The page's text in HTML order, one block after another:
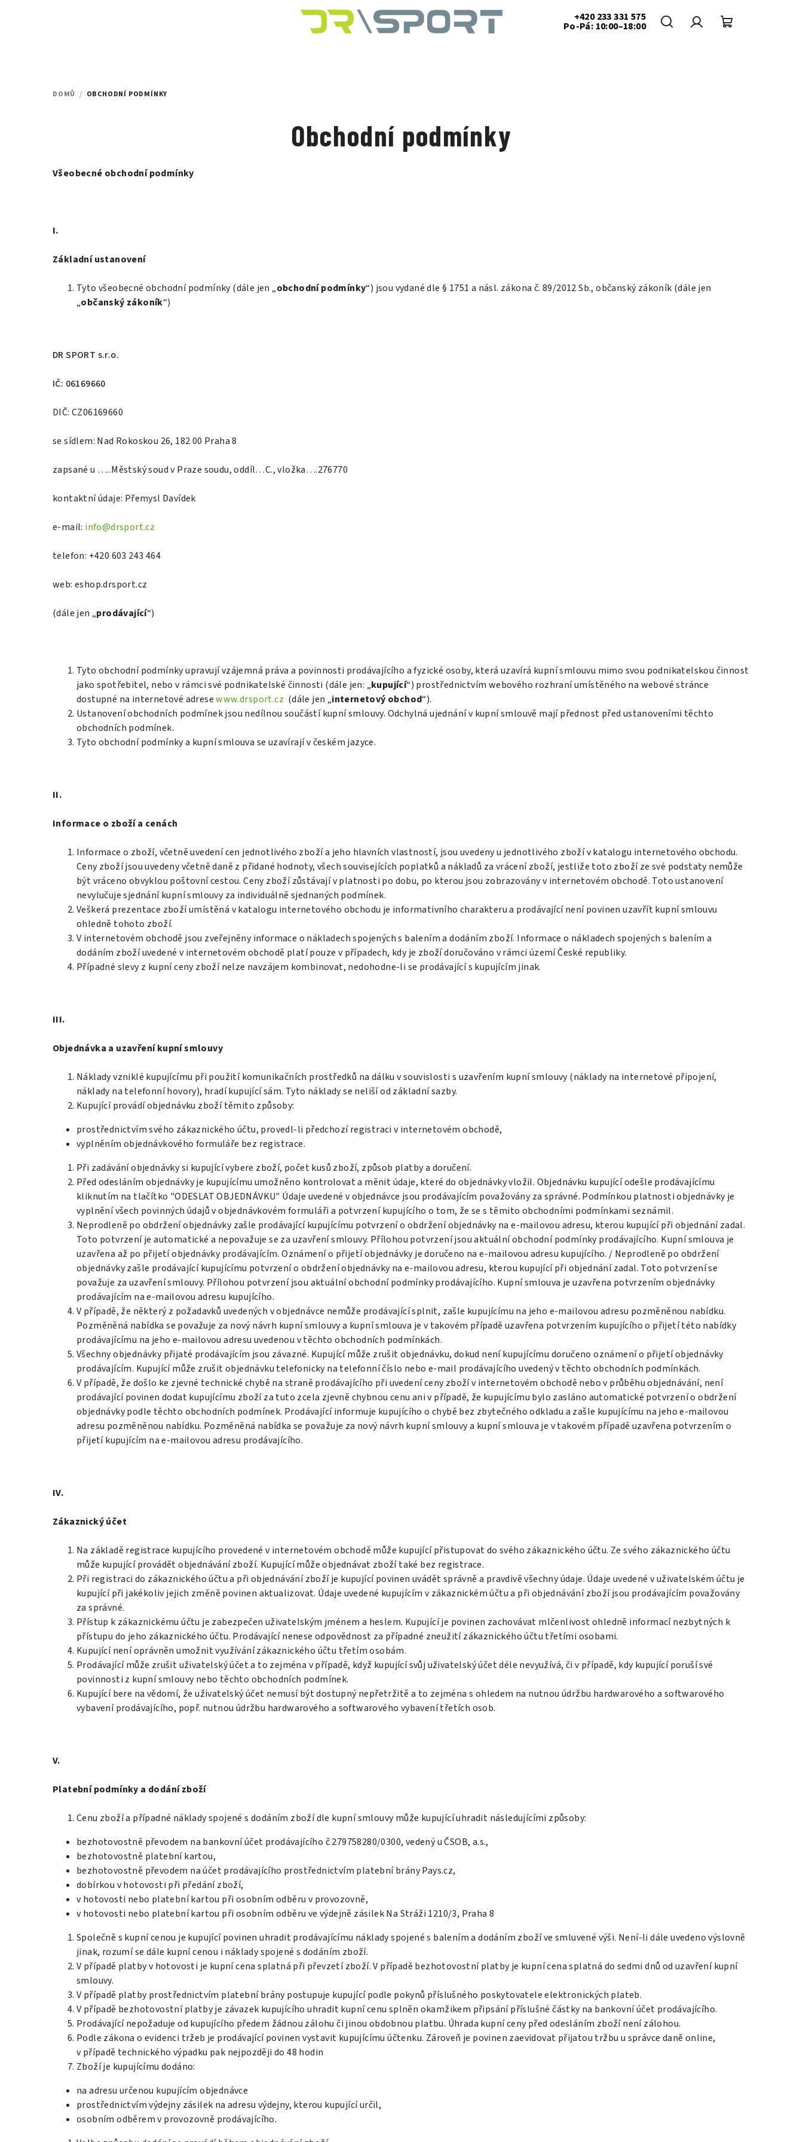
+420 233 331 575
Po-Pá: 10:00–18:00
DOMŮ / OBCHODNÍ PODMÍNKY
Obchodní podmínky
Všeobecné obchodní podmínky
I.
Základní ustanovení
Tyto všeobecné obchodní podmínky (dále jen „obchodní podmínky“) jsou vydané dle § 1751 a násl. zákona č. 89/2012 Sb., občanský zákoník (dále jen
„občanský zákoník“)
DR SPORT s.r.o.
IČ: 06169660
DIČ: CZ06169660
se sídlem: Nad Rokoskou 26, 182 00 Praha 8
zapsané u …..Městský soud v Praze soudu, oddíl…C., vložka….276770
kontaktní údaje: Přemysl Davídek
e-mail: info@drsport.cz
telefon: +420 603 243 464
web: eshop.drsport.cz
(dále jen „prodávající“)
Tyto obchodní podmínky upravují vzájemná práva a povinnosti prodávajícího a fyzické osoby, která uzavírá kupní smlouvu mimo svou podnikatelskou činnost
jako spotřebitel, nebo v rámci své podnikatelské činnosti (dále jen: „kupující“) prostřednictvím webového rozhraní umístěného na webové stránce
dostupné na internetové adresewww.drsport.cz (dále jen „internetový obchod“).
Ustanovení obchodních podmínek jsou nedílnou součástí kupní smlouvy. Odchylná ujednání v kupní smlouvě mají přednost před ustanoveními těchto
obchodních podmínek.
Tyto obchodní podmínky a kupní smlouva se uzavírají v českém jazyce.
II.
Informace o zboží a cenách
Informace o zboží, včetně uvedení cen jednotlivého zboží a jeho hlavních vlastností, jsou uvedeny u jednotlivého zboží v katalogu internetového obchodu.
Ceny zboží jsou uvedeny včetně daně z přidané hodnoty, všech souvisejících poplatků a nákladů za vrácení zboží, jestliže toto zboží ze své podstaty nemůže
být vráceno obvyklou poštovní cestou. Ceny zboží zůstávají v platnosti po dobu, po kterou jsou zobrazovány v internetovém obchodě. Toto ustanovení
nevylučuje sjednání kupní smlouvy za individuálně sjednaných podmínek.
Veškerá prezentace zboží umístěná v katalogu internetového obchodu je informativního charakteru a prodávající není povinen uzavřít kupní smlouvu
ohledně tohoto zboží.
V internetovém obchodě jsou zveřejněny informace o nákladech spojených s balením a dodáním zboží. Informace o nákladech spojených s balením a
dodáním zboží uvedené v internetovém obchodě platí pouze v případech, kdy je zboží doručováno v rámci území České republiky.
Případné slevy z kupní ceny zboží nelze navzájem kombinovat, nedohodne-li se prodávající s kupujícím jinak.
III.
Objednávka a uzavření kupní smlouvy
Náklady vzniklé kupujícímu při použití komunikačních prostředků na dálku v souvislosti s uzavřením kupní smlouvy (náklady na internetové připojení,
náklady na telefonní hovory), hradí kupující sám. Tyto náklady se neliší od základní sazby.
Kupující provádí objednávku zboží těmito způsoby:
prostřednictvím svého zákaznického účtu, provedl-li předchozí registraci v internetovém obchodě,
vyplněním objednávkového formuláře bez registrace.
Při zadávání objednávky si kupující vybere zboží, počet kusů zboží, způsob platby a doručení.
Před odesláním objednávky je kupujícímu umožněno kontrolovat a měnit údaje, které do objednávky vložil. Objednávku kupující odešle prodávajícímu
kliknutím na tlačítko "ODESLAT OBJEDNÁVKU" Údaje uvedené v objednávce jsou prodávajícím považovány za správné. Podmínkou platnosti objednávky je
vyplnění všech povinných údajů v objednávkovém formuláři a potvrzení kupujícího o tom, že se s těmito obchodními podmínkami seznámil.
Neprodleně po obdržení objednávky zašle prodávající kupujícímu potvrzení o obdržení objednávky na e-mailovou adresu, kterou kupující při objednání zadal.
Toto potvrzení je automatické a nepovažuje se za uzavření smlouvy. Přílohou potvrzení jsou aktuální obchodní podmínky prodávajícího. Kupní smlouva je
uzavřena až po přijetí objednávky prodávajícím. Oznámení o přijetí objednávky je doručeno na e-mailovou adresu kupujícího. / Neprodleně po obdržení
objednávky zašle prodávající kupujícímu potvrzení o obdržení objednávky na e-mailovou adresu, kterou kupující při objednání zadal. Toto potvrzení se
považuje za uzavření smlouvy. Přílohou potvrzení jsou aktuální obchodní podmínky prodávajícího. Kupní smlouva je uzavřena potvrzením objednávky
prodávajícím na e-mailovou adresu kupujícího.
V případě, že některý z požadavků uvedených v objednávce nemůže prodávající splnit, zašle kupujícímu na jeho e-mailovou adresu pozměněnou nabídku.
Pozměněná nabídka se považuje za nový návrh kupní smlouvy a kupní smlouva je v takovém případě uzavřena potvrzením kupujícího o přijetí této nabídky
prodávajícímu na jeho e-mailovou adresu uvedenou v těchto obchodních podmínkách.
Všechny objednávky přijaté prodávajícím jsou závazné. Kupující může zrušit objednávku, dokud není kupujícímu doručeno oznámení o přijetí objednávky
prodávajícím. Kupující může zrušit objednávku telefonicky na telefonní číslo nebo e-mail prodávajícího uvedený v těchto obchodních podmínkách.
V případě, že došlo ke zjevné technické chybě na straně prodávajícího při uvedení ceny zboží v internetovém obchodě nebo v průběhu objednávání, není
prodávající povinen dodat kupujícímu zboží za tuto zcela zjevně chybnou cenu ani v případě, že kupujícímu bylo zasláno automatické potvrzení o obdržení
objednávky podle těchto obchodních podmínek. Prodávající informuje kupujícího o chybě bez zbytečného odkladu a zašle kupujícímu na jeho e-mailovou
adresu pozměněnou nabídku. Pozměněná nabídka se považuje za nový návrh kupní smlouvy a kupní smlouva je v takovém případě uzavřena potvrzením o
přijetí kupujícím na e-mailovou adresu prodávajícího.
IV.
Zákaznický účet
Na základě registrace kupujícího provedené v internetovém obchodě může kupující přistupovat do svého zákaznického účtu. Ze svého zákaznického účtu
může kupující provádět objednávání zboží. Kupující může objednávat zboží také bez registrace.
Při registraci do zákaznického účtu a při objednávání zboží je kupující povinen uvádět správně a pravdivě všechny údaje. Údaje uvedené v uživatelském účtu je
kupující při jakékoliv jejich změně povinen aktualizovat. Údaje uvedené kupujícím v zákaznickém účtu a při objednávání zboží jsou prodávajícím považovány
za správné.
Přístup k zákaznickému účtu je zabezpečen uživatelským jménem a heslem. Kupující je povinen zachovávat mlčenlivost ohledně informací nezbytných k
přístupu do jeho zákaznického účtu. Prodávající nenese odpovědnost za případné zneužití zákaznického účtu třetími osobami.
Kupující není oprávněn umožnit využívání zákaznického účtu třetím osobám.
Prodávající může zrušit uživatelský účet a to zejména v případě, když kupující svůj uživatelský účet déle nevyužívá, či v případě, kdy kupující poruší své
povinnosti z kupní smlouvy nebo těchto obchodních podmínek.
Kupující bere na vědomí, že uživatelský účet nemusí být dostupný nepřetržitě a to zejména s ohledem na nutnou údržbu hardwarového a softwarového
vybavení prodávajícího, popř. nutnou údržbu hardwarového a softwarového vybavení třetích osob.
V.
Platební podmínky a dodání zboží
Cenu zboží a případné náklady spojené s dodáním zboží dle kupní smlouvy může kupující uhradit následujícími způsoby:
bezhotovostně převodem na bankovní účet prodávajícího č 279758280/0300, vedený u ČSOB, a.s.,
bezhotovostně platební kartou,
bezhotovostně převodem na účet prodávajícího prostřednictvím platební brány Pays.cz,
dobírkou v hotovosti při předání zboží,
v hotovosti nebo platební kartou při osobním odběru v provozovně,
v hotovosti nebo platební kartou při osobním odběru ve výdejně zásilek Na Stráži 1210/3, Praha 8
Společně s kupní cenou je kupující povinen uhradit prodávajícímu náklady spojené s balením a dodáním zboží ve smluvené výši. Není-li dále uvedeno výslovně
jinak, rozumí se dále kupní cenou i náklady spojené s dodáním zboží.
V případě platby v hotovosti je kupní cena splatná při převzetí zboží. V případě bezhotovostní platby je kupní cena splatná do sedmi dnů od uzavření kupní
smlouvy.
V případě platby prostřednictvím platební brány postupuje kupující podle pokynů příslušného poskytovatele elektronických plateb.
V případě bezhotovostní platby je závazek kupujícího uhradit kupní cenu splněn okamžikem připsání příslušné částky na bankovní účet prodávajícího.
Prodávající nepožaduje od kupujícího předem žádnou zálohu či jinou obdobnou platbu. Úhrada kupní ceny před odesláním zboží není zálohou.
Podle zákona o evidenci tržeb je prodávající povinen vystavit kupujícímu účtenku. Zároveň je povinen zaevidovat přijatou tržbu u správce daně online,
v případě technického výpadku pak nejpozději do 48 hodin
Zboží je kupujícímu dodáno:
na adresu určenou kupujícím objednávce
prostřednictvím výdejny zásilek na adresu výdejny, kterou kupující určil,
osobním odběrem v provozovně prodávajícího.